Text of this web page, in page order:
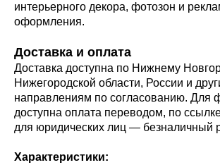
интерьерного декора, фотозон и
оформления.
Доставка и оплата
Доставка доступна по Нижнему
Нижегородской области, России и
направлениям по согласованию. Для
доступна оплата переводом, по
для юридических лиц — безналичный
Характеристики: